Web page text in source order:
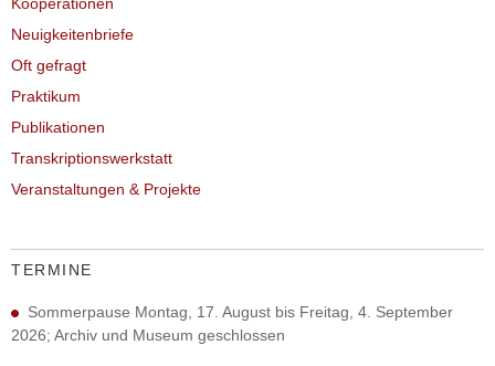
Kooperationen
Neuigkeitenbriefe
Oft gefragt
Praktikum
Publikationen
Transkriptionswerkstatt
Veranstaltungen & Projekte
TERMINE
Sommerpause Montag, 17. August bis Freitag, 4. September
2026; Archiv und Museum geschlossen